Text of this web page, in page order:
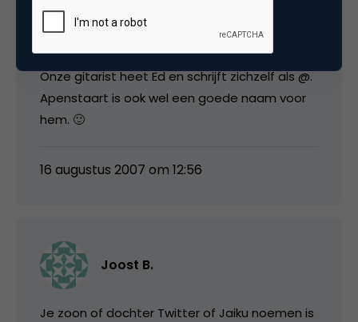
Danny
Onze gitarist heet Ed en schrijft zichzelf als @.
Apenstaart is ook wel een goede naam voor
hem. 🙂
16 augustus 2007 om 12:56
Joost B.
Je zoon of dochter Twitter of Jaiku noemen is